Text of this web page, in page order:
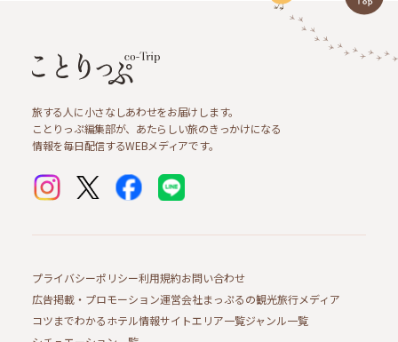
旅する人に小さなしあわせをお届けします。
ことりっぷ編集部が、あたらしい旅のきっかけになる
情報を毎日配信するWEBメディアです。
プライバシーポリシー利用規約お問い合わせ
広告掲載・プロモーション運営会社まっぷるの観光旅行メディア
コツまでわかるホテル情報サイトエリア一覧ジャンル一覧